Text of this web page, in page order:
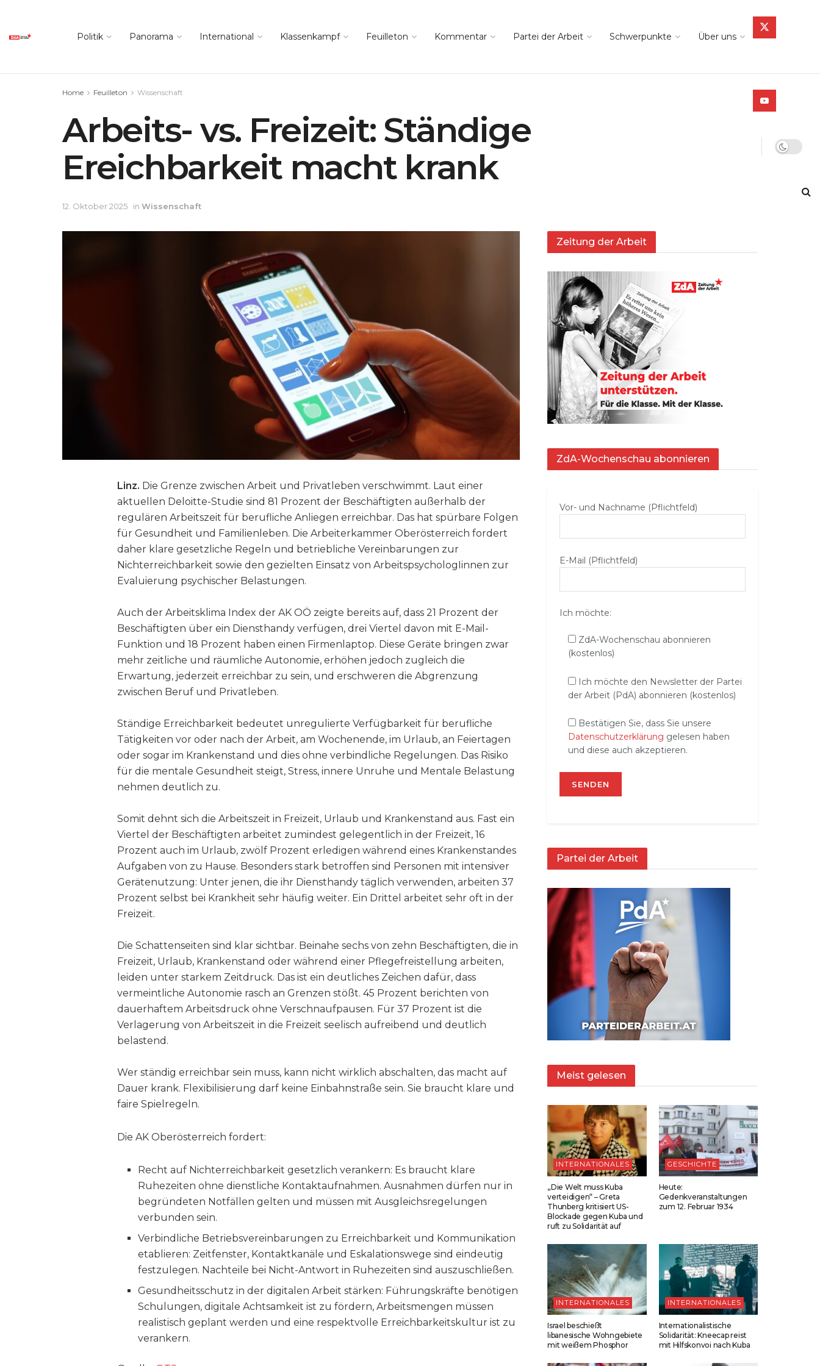
Politik Panorama International Klassenkampf Feuilleton Kommentar Partei der Arbeit Schwerpunkte Über uns
Home Feuilleton Wissenschaft
Arbeits- vs. Freizeit: Ständige
Ereichbarkeit macht krank
12. Oktober 2025 in Wissenschaft
Linz. Die Grenze zwischen Arbeit und Privatleben verschwimmt. Laut einer
aktuellen Deloitte-Studie sind 81 Prozent der Beschäftigten außerhalb der
regulären Arbeitszeit für berufliche Anliegen erreichbar. Das hat spürbare Folgen
für Gesundheit und Familienleben. Die Arbeiterkammer Oberösterreich fordert
daher klare gesetzliche Regeln und betriebliche Vereinbarungen zur
Nichterreichbarkeit sowie den gezielten Einsatz von ArbeitspsychologIinnen zur
Evaluierung psychischer Belastungen.
Auch der Arbeitsklima Index der AK OÖ zeigte bereits auf, dass 21 Prozent der
Beschäftigten über ein Diensthandy verfügen, drei Viertel davon mit E-Mail-
Funktion und 18 Prozent haben einen Firmenlaptop. Diese Geräte bringen zwar
mehr zeitliche und räumliche Autonomie, erhöhen jedoch zugleich die
Erwartung, jederzeit erreichbar zu sein, und erschweren die Abgrenzung
zwischen Beruf und Privatleben.
Ständige Erreichbarkeit bedeutet unregulierte Verfügbarkeit für berufliche
Tätigkeiten vor oder nach der Arbeit, am Wochenende, im Urlaub, an Feiertagen
oder sogar im Krankenstand und dies ohne verbindliche Regelungen. Das Risiko
für die mentale Gesundheit steigt, Stress, innere Unruhe und Mentale Belastung
nehmen deutlich zu.
Somit dehnt sich die Arbeitszeit in Freizeit, Urlaub und Krankenstand aus. Fast ein
Viertel der Beschäftigten arbeitet zumindest gelegentlich in der Freizeit, 16
Prozent auch im Urlaub, zwölf Prozent erledigen während eines Krankenstandes
Aufgaben von zu Hause. Besonders stark betroffen sind Personen mit intensiver
Gerätenutzung: Unter jenen, die ihr Diensthandy täglich verwenden, arbeiten 37
Prozent selbst bei Krankheit sehr häufig weiter. Ein Drittel arbeitet sehr oft in der
Freizeit.
Die Schattenseiten sind klar sichtbar. Beinahe sechs von zehn Beschäftigten, die in
Freizeit, Urlaub, Krankenstand oder während einer Pflegefreistellung arbeiten,
leiden unter starkem Zeitdruck. Das ist ein deutliches Zeichen dafür, dass
vermeintliche Autonomie rasch an Grenzen stößt. 45 Prozent berichten von
dauerhaftem Arbeitsdruck ohne Verschnaufpausen. Für 37 Prozent ist die
Verlagerung von Arbeitszeit in die Freizeit seelisch aufreibend und deutlich
belastend.
Wer ständig erreichbar sein muss, kann nicht wirklich abschalten, das macht auf
Dauer krank. Flexibilisierung darf keine Einbahnstraße sein. Sie braucht klare und
faire Spielregeln.
Die AK Oberösterreich fordert:
Recht auf Nichterreichbarkeit gesetzlich verankern: Es braucht klare
Ruhezeiten ohne dienstliche Kontaktaufnahmen. Ausnahmen dürfen nur in
begründeten Notfällen gelten und müssen mit Ausgleichsregelungen
verbunden sein.
Verbindliche Betriebsvereinbarungen zu Erreichbarkeit und Kommunikation
etablieren: Zeitfenster, Kontaktkanäle und Eskalationswege sind eindeutig
festzulegen. Nachteile bei Nicht-Antwort in Ruhezeiten sind auszuschließen.
Gesundheitsschutz in der digitalen Arbeit stärken: Führungskräfte benötigen
Schulungen, digitale Achtsamkeit ist zu fördern, Arbeitsmengen müssen
realistisch geplant werden und eine respektvolle Erreichbarkeitskultur ist zu
verankern.
Zeitung der Arbeit
ZdA-Wochenschau abonnieren
Vor- und Nachname (Pflichtfeld)
E-Mail (Pflichtfeld)
Ich möchte:
ZdA-Wochenschau abonnieren
(kostenlos)
Ich möchte den Newsletter der Partei
der Arbeit (PdA) abonnieren (kostenlos)
Bestätigen Sie, dass Sie unsere
Datenschutzerklärung gelesen haben
und diese auch akzeptieren.
Partei der Arbeit
Meist gelesen
INTERNATIONALES
„Die Welt muss Kuba
verteidigen“ – Greta
Thunberg kritisiert US-
Blockade gegen Kuba und
ruft zu Solidarität auf
GESCHICHTE
Heute:
Gedenkveranstaltungen
zum 12. Februar 1934
INTERNATIONALES
Israel beschießt
libanesische Wohngebiete
mit weißem Phosphor
INTERNATIONALES
Internationalistische
Solidarität: Kneecap reist
mit Hilfskonvoi nach Kuba